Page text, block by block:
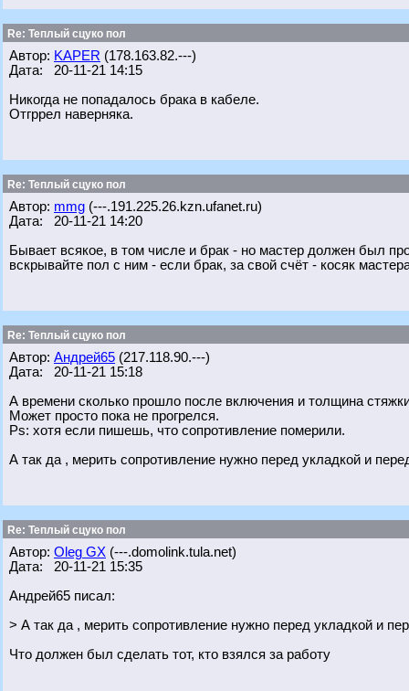
Re: Теплый сцуко пол
Автор: KAPER (178.163.82.---)
Дата: 20-11-21 14:15
Никогда не попадалось брака в кабеле.
Отгррел наверняка.
Re: Теплый сцуко пол
Автор: mmg (---.191.225.26.kzn.ufanet.ru)
Дата: 20-11-21 14:20
Бывает всякое, в том числе и брак - но мастер должен был
вскрывайте пол с ним - если брак, за свой счёт - косяк
Re: Теплый сцуко пол
Автор: Андрей65 (217.118.90.---)
Дата: 20-11-21 15:18
А времени сколько прошло после включения и толщина
Может просто пока не прогрелся.
Ps: хотя если пишешь, что сопротивление померили.
А так да , мерить сопротивление нужно перед укладкой и
Re: Теплый сцуко пол
Автор: Oleg GX (---.domolink.tula.net)
Дата: 20-11-21 15:35
Андрей65 писал:
> А так да , мерить сопротивление нужно перед укладкой и
Что должен был сделать тот, кто взялся за работу